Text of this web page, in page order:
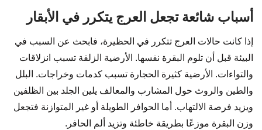
أسباب شائعة تجعل العرج يتكرر في الأبقار
إذا كانت حالات العرج تتكرر في الحظيرة، فابحث عن السبب في
البيئة قبل أن تلوم البقرة نفسها. الأرضية الزلقة تسبب انزلاقات
والتواءات. الأرضية كثيرة الحجارة تسبب كدمات وخراجات. البلل
والطين والروث حول المشارب والمعالف يلين الجلد بين الظلفين
ويزيد فرصة الالتهاب. أما الحوافر الطويلة أو غير المتوازنة فتجعل
وزن البقرة موزعًا بطريقة خاطئة وتزيد ألم الحافر.